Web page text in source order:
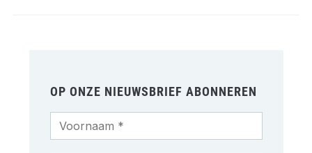
OP ONZE NIEUWSBRIEF ABONNEREN